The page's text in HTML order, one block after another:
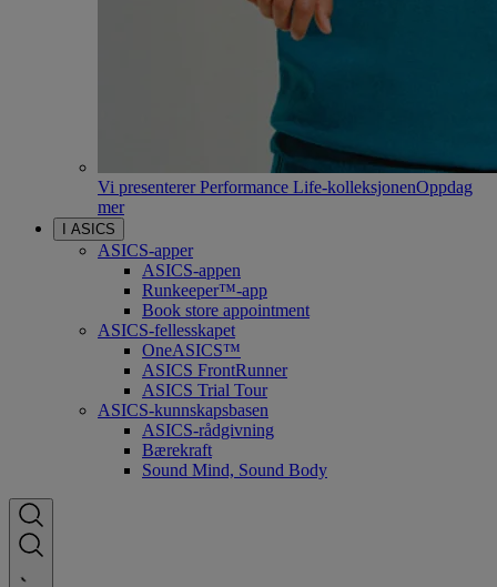
Vi presenterer Performance Life-kolleksjonenOppdag
mer
I ASICS
ASICS-apper
ASICS-appen
Runkeeper™-app
Book store appointment
ASICS-fellesskapet
OneASICS™
ASICS FrontRunner
ASICS Trial Tour
ASICS-kunnskapsbasen
ASICS-rådgivning
Bærekraft
Sound Mind, Sound Body